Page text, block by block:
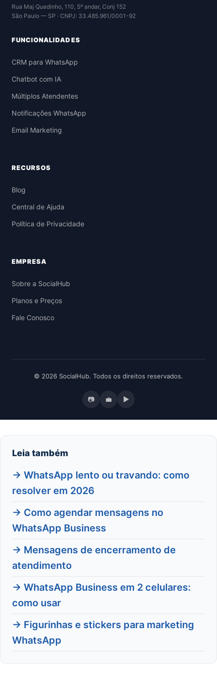
Rua Maj Quedinho, 110, 5º andar, Conj 152
São Paulo — SP · CNPJ: 33.485.961/0001-92
FUNCIONALIDADES
CRM para WhatsApp
Chatbot com IA
Múltiplos Atendentes
Notificações WhatsApp
Email Marketing
RECURSOS
Blog
Central de Ajuda
Política de Privacidade
EMPRESA
Sobre a SocialHub
Planos e Preços
Fale Conosco
© 2026 SocialHub. Todos os direitos reservados.
📷 💼 ▶
Leia também
→ WhatsApp lento ou travando: como
resolver em 2026
→ Como agendar mensagens no
WhatsApp Business
→ Mensagens de encerramento de
atendimento
→ WhatsApp Business em 2 celulares:
como usar
→ Figurinhas e stickers para marketing
WhatsApp